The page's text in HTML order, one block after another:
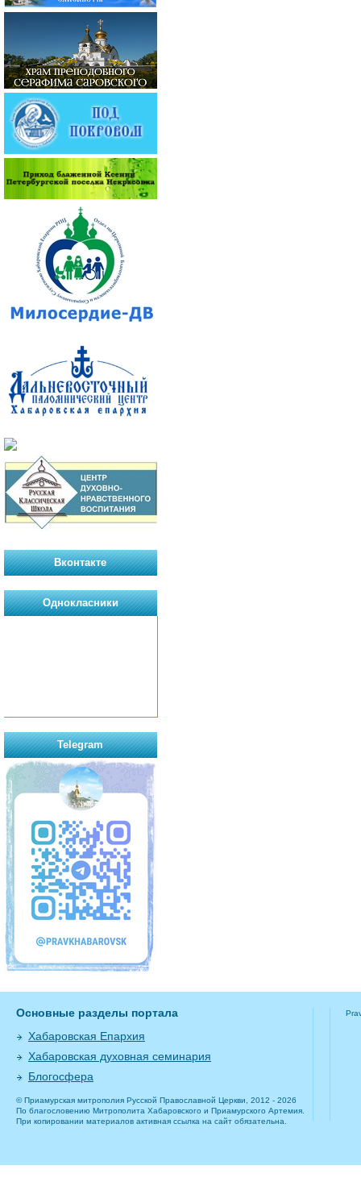
Вконтакте
Однокласники
Telegram
Основные разделы портала
Хабаровская Епархия
Хабаровская духовная семинария
Блогосфера
© Приамурская митрополия Русской Православной Церкви, 2012 - 2026
По благословению Митрополита Хабаровского и Приамурского Артемия.
При копировании материалов активная ссылка на сайт обязательна.